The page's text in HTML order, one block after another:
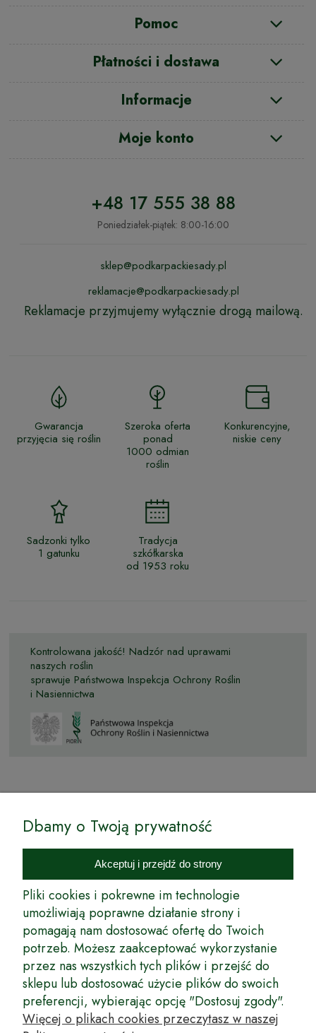
Pomoc
Płatności i dostawa
Informacje
Moje konto
+48 17 555 38 88
Poniedziałek-piątek: 8:00-16:00
sklep@podkarpackiesady.pl
reklamacje@podkarpackiesady.pl
Reklamacje przyjmujemy wyłącznie drogą mailową.
Gwarancja
przyjęcia się roślin
Szeroka oferta
ponad
1000 odmian
roślin
Konkurencyjne,
niskie ceny
Sadzonki tylko
1 gatunku
Tradycja
szkółkarska
od 1953 roku
Kontrolowana jakość! Nadzór nad uprawami
naszych roślin
sprawuje Państwowa Inspekcja Ochrony Roślin
i Nasiennictwa
Internetowy Sklep Ogrodniczy Podkarpackie Sady to inicjatywa
podkarpackich szkółkarzy, której zamierzeniem jest wprowadzenie na
rynek wysokiej jakości drzewek owocowych, drzewek ozdobnych oraz
innych produktów pozwalających na uprawianie zarówno małych, jak
i dużych sadów oraz ogrodów.
Wspólnie stworzyliśmy dla Państwa kompleksową ofertę - wspaniałe
produkty, dary ziemi ze szkółek drzewek ozdobnych i owocowych,
których tradycje sięgają roku 1953. Drzewka produkowane są
z najwyższą starannością przez trzecie pokolenie plantatorów.
Długoletnie Doświadczenie sprawiło, że wszystkie drzewka cechuje
duża odporność na zmienne warunki atmosferyczne naszego klimatu
oraz niezwykły urodzaj. W ofercie naszego internetowego sklepu
Dbamy o Twoją prywatność
Akceptuj i przejdź do strony
Pliki cookies i pokrewne im technologie
umożliwiają poprawne działanie strony i
pomagają nam dostosować ofertę do Twoich
potrzeb. Możesz zaakceptować wykorzystanie
przez nas wszystkich tych plików i przejść do
sklepu lub dostosować użycie plików do swoich
preferencji, wybierając opcję "Dostosuj zgody".
Więcej o plikach cookies przeczytasz w naszej